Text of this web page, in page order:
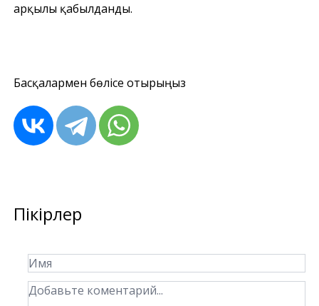
арқылы қабылданды.
Басқалармен бөлісе отырыңыз
Пікірлер